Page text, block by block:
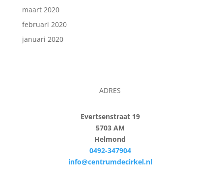
maart 2020
februari 2020
januari 2020
ADRES
Evertsenstraat 19
5703 AM
Helmond
0492-347904
info@centrumdecirkel.nl